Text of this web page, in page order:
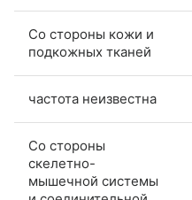
Со стороны кожи и
подкожных тканей
частота неизвестна
Со стороны
скелетно-
мышечной системы